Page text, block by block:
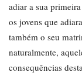
adiar a sua
os jovens que
também o seu
naturalmente,
consequências